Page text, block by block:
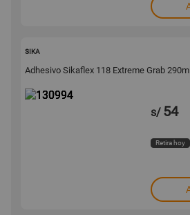
SIKA
Adhesivo Sikaflex 118 Extreme Grab 290ml
s/ 54
Retira hoy